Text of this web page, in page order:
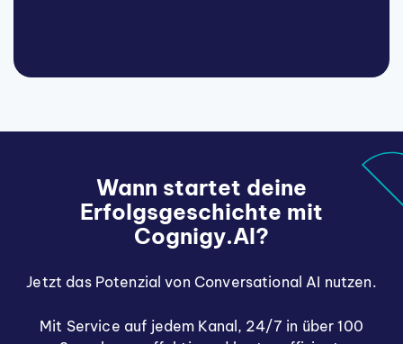
Wann startet deine
Erfolgsgeschichte mit
Cognigy.AI?
Jetzt das Potenzial von Conversational AI nutzen.
Mit Service auf jedem Kanal, 24/7 in über 100